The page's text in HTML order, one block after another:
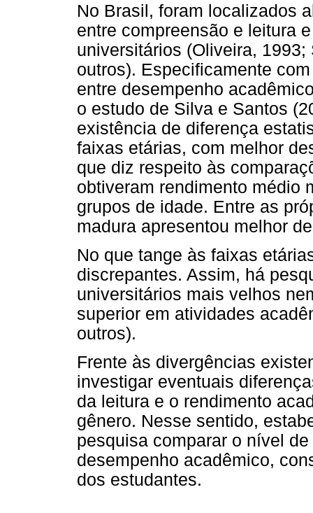
No Brasil, foram localizados
entre compreensão e leitura
universitários (Oliveira,
outros). Especificamente
entre desempenho
o estudo de Silva e Santos
existência de diferença
faixas etárias, com melhor
que diz respeito às
obtiveram rendimento médio
grupos de idade. Entre as
madura apresentou melhor
No que tange às faixas
discrepantes. Assim, há
universitários mais velhos
superior em atividades
outros).
Frente às divergências
investigar eventuais
da leitura e o rendimento
gênero. Nesse sentido,
pesquisa comparar o nível
desempenho acadêmico,
dos estudantes.